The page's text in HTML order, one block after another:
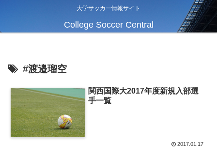
大学サッカー情報サイト
College Soccer Central
#渡邉瑠空
関西国際大2017年度新規入部選
手一覧
2017.01.17